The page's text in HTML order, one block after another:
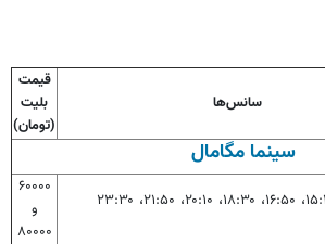
سانس‌ها
قیمت
بلیت
(تومان)
سینما مگامال
۶۰۰۰۰
و
۸۰۰۰۰